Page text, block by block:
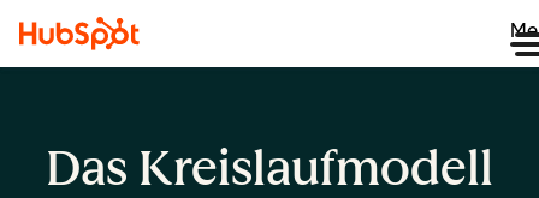
Das Kreislaufmodell